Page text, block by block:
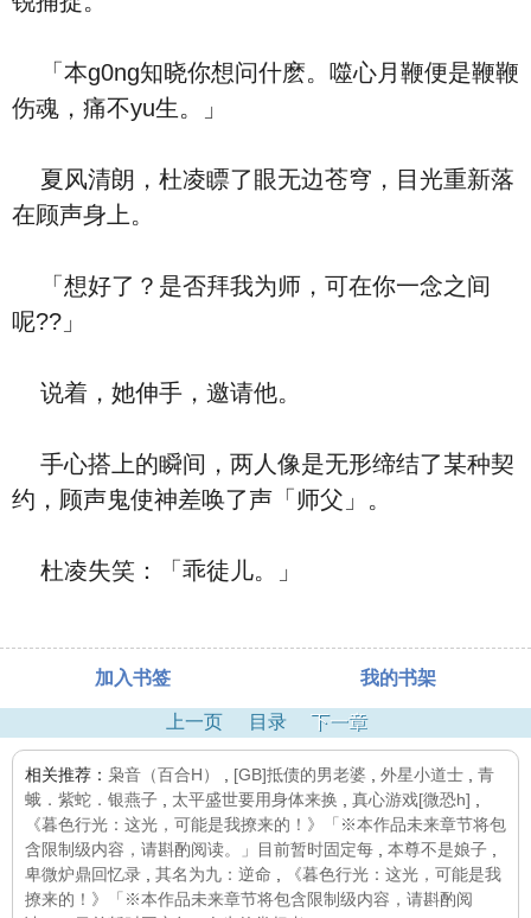
「本g0ng知晓你想问什麽。噬心月鞭便是鞭鞭
伤魂，痛不yu生。」
夏风清朗，杜凌瞟了眼无边苍穹，目光重新落
在顾声身上。
「想好了？是否拜我为师，可在你一念之间
呢??」
说着，她伸手，邀请他。
手心搭上的瞬间，两人像是无形缔结了某种契
约，顾声鬼使神差唤了声「师父」。
杜凌失笑：「乖徒儿。」
加入书签 我的书架
上一页 目录 下一章
相关推荐： 枭音（百合H） [GB]抵债的男老婆 外星小道士
青
蛾．紫蛇．银燕子
太平盛世要用身体来换 真心游戏[微恐h]
《暮色行光：这光，可能是我撩来的！》「※本作品未来章节将包
含限制级内容，请斟酌阅读。」目前暂时固定每
本尊不是娘子
卑微炉鼎回忆录
其名为九：逆命
《暮色行光：这光，可能是我
撩来的！》「※本作品未来章节将包含限制级内容，请斟酌阅